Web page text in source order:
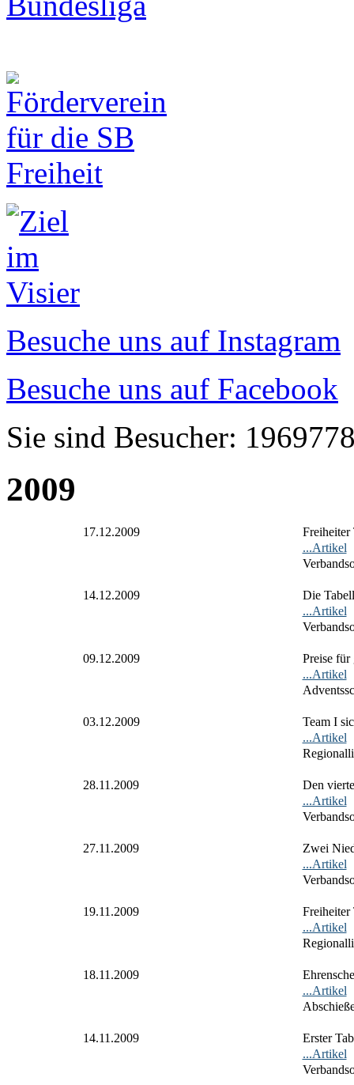
Besuche uns auf Instagram
Besuche uns auf Facebook
Sie sind Besucher:
2009
17.12.2009
Freiheiter
...Artikel
14.12.2009
Die
...Artikel
09.12.2009
Preise für
...Artikel
03.12.2009
Team I
...Artikel
28.11.2009
Den
...Artikel
27.11.2009
Zwei
...Artikel
19.11.2009
Freiheiter
...Artikel
18.11.2009
...Artikel
14.11.2009
Erster
...Artikel